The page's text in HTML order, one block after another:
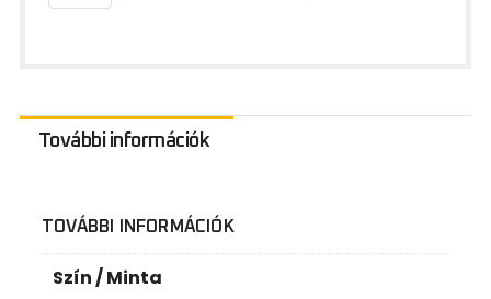
További információk
TOVÁBBI INFORMÁCIÓK
Szín / Minta